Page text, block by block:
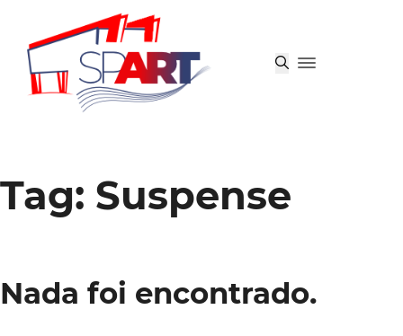
Tag: Suspense
Nada foi encontrado.